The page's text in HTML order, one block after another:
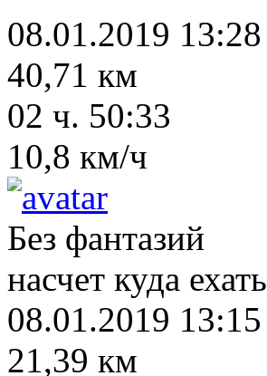
08.01.2019 13:28
40,71 км
02 ч. 50:33
10,8 км/ч
Без фантазий
насчет куда ехать
08.01.2019 13:15
21,39 км